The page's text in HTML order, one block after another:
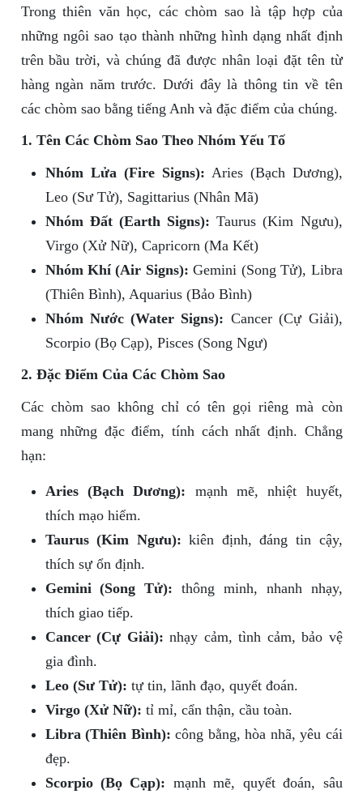
Trong thiên văn học, các chòm sao là tập hợp của
những ngôi sao tạo thành những hình dạng nhất định
trên bầu trời, và chúng đã được nhân loại đặt tên từ
hàng ngàn năm trước. Dưới đây là thông tin về tên
các chòm sao bằng tiếng Anh và đặc điểm của chúng.
1. Tên Các Chòm Sao Theo Nhóm Yếu Tố
Nhóm Lửa (Fire Signs): Aries (Bạch Dương),
Leo (Sư Tử), Sagittarius (Nhân Mã)
Nhóm Đất (Earth Signs): Taurus (Kim Ngưu),
Virgo (Xử Nữ), Capricorn (Ma Kết)
Nhóm Khí (Air Signs): Gemini (Song Tử), Libra
(Thiên Bình), Aquarius (Bảo Bình)
Nhóm Nước (Water Signs): Cancer (Cự Giải),
Scorpio (Bọ Cạp), Pisces (Song Ngư)
2. Đặc Điểm Của Các Chòm Sao
Các chòm sao không chỉ có tên gọi riêng mà còn
mang những đặc điểm, tính cách nhất định. Chẳng
hạn:
Aries (Bạch Dương): mạnh mẽ, nhiệt huyết,
thích mạo hiểm.
Taurus (Kim Ngưu): kiên định, đáng tin cậy,
thích sự ổn định.
Gemini (Song Tử): thông minh, nhanh nhạy,
thích giao tiếp.
Cancer (Cự Giải): nhạy cảm, tình cảm, bảo vệ
gia đình.
Leo (Sư Tử): tự tin, lãnh đạo, quyết đoán.
Virgo (Xử Nữ): tỉ mỉ, cẩn thận, cầu toàn.
Libra (Thiên Bình): công bằng, hòa nhã, yêu cái
đẹp.
Scorpio (Bọ Cạp): mạnh mẽ, quyết đoán, sâu